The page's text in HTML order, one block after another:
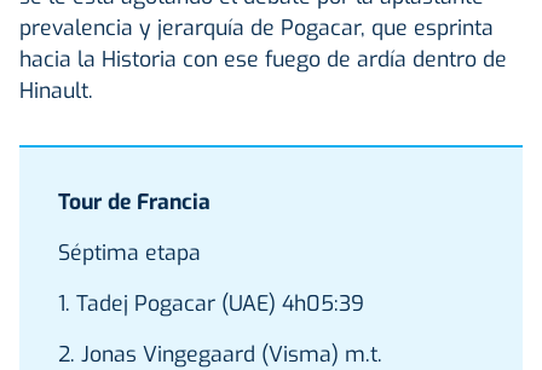
prevalencia y jerarquía de Pogacar, que esprinta
hacia la Historia con ese fuego de ardía dentro de
Hinault.
Tour de Francia
Séptima etapa
1. Tadej Pogacar (UAE) 4h05:39
2. Jonas Vingegaard (Visma) m.t.